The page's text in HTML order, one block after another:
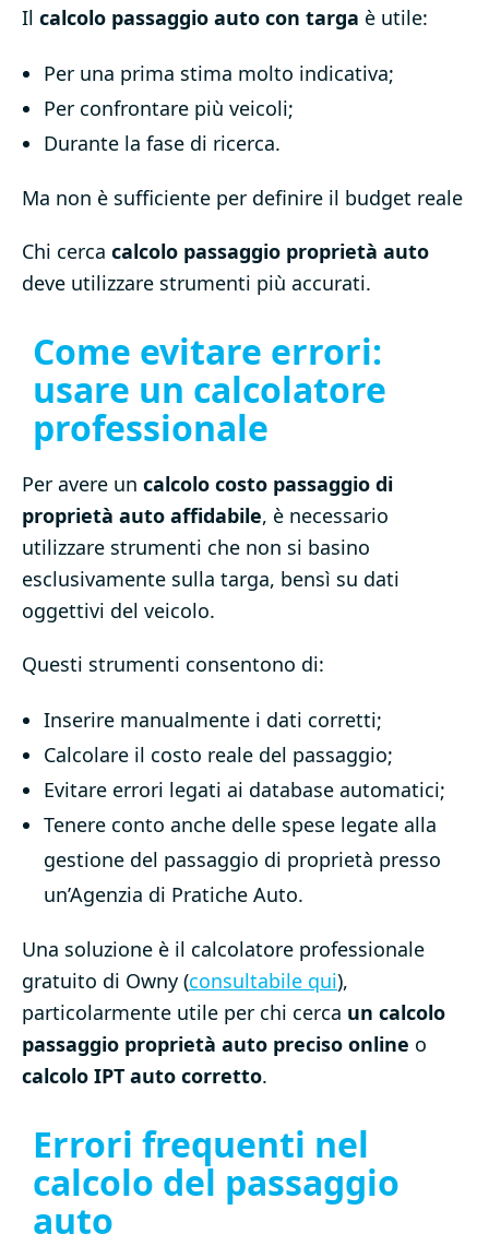
Il calcolo passaggio auto con targa è utile:
Per una prima stima molto indicativa;
Per confrontare più veicoli;
Durante la fase di ricerca.
Ma non è sufficiente per definire il budget reale
Chi cerca calcolo passaggio proprietà auto
deve utilizzare strumenti più accurati.
Come evitare errori:
usare un calcolatore
professionale
Per avere un calcolo costo passaggio di
proprietà auto affidabile, è necessario
utilizzare strumenti che non si basino
esclusivamente sulla targa, bensì su dati
oggettivi del veicolo.
Questi strumenti consentono di:
Inserire manualmente i dati corretti;
Calcolare il costo reale del passaggio;
Evitare errori legati ai database automatici;
Tenere conto anche delle spese legate alla
gestione del passaggio di proprietà presso
un’Agenzia di Pratiche Auto.
Una soluzione è il calcolatore professionale
gratuito di Owny (consultabile qui),
particolarmente utile per chi cerca un calcolo
passaggio proprietà auto preciso online o
calcolo IPT auto corretto.
Errori frequenti nel
calcolo del passaggio
auto